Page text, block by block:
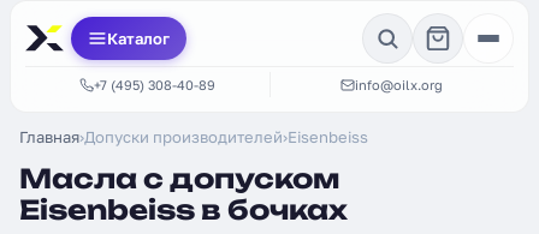
Каталог
+7 (495) 308-40-89 info@oilx.org
Главная›Допуски производителей›Eisenbeiss
Масла с допуском
Eisenbeiss в бочках